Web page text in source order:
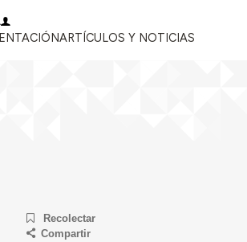
ARTÍCULOS Y NOTICIAS
Recolectar
Compartir